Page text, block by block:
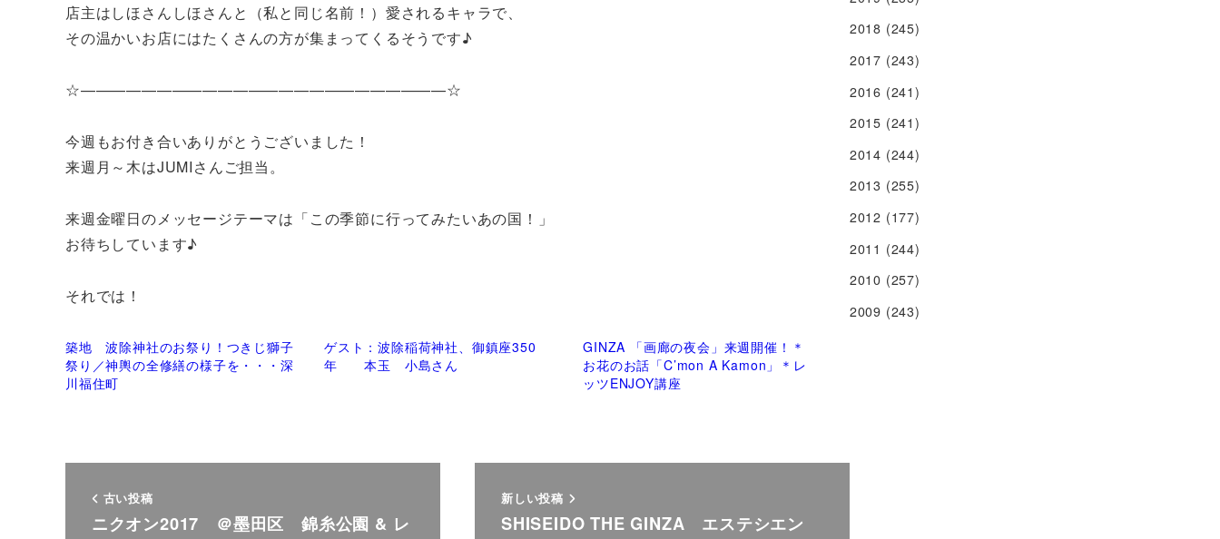
店主はしほさんしほさんと（私と同じ名前！）愛されるキャラで、
その温かいお店にはたくさんの方が集まってくるそうです♪
☆————————————————————————☆
今週もお付き合いありがとうございました！
来週月～木はJUMIさんご担当。
来週金曜日のメッセージテーマは「この季節に行ってみたいあの国！」
お待ちしています♪
それでは！
築地 波除神社のお祭り！つきじ獅子
祭り／神輿の全修繕の様子を・・・深
川福住町
ゲスト：波除稲荷神社、御鎮座350
年 本玉 小島さん
GINZA 「画廊の夜会」来週開催！＊
お花のお話「C’mon A Kamon」＊レ
ッツENJOY講座
古い投稿
ニクオン2017 ＠墨田区 錦糸公園 & レ
新しい投稿
SHISEIDO THE GINZA エステシエン
2018 (245)
2017 (243)
2016 (241)
2015 (241)
2014 (244)
2013 (255)
2012 (177)
2011 (244)
2010 (257)
2009 (243)